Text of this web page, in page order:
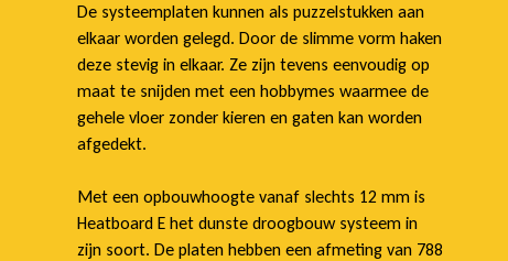
De systeemplaten kunnen als puzzelstukken aan
elkaar worden gelegd. Door de slimme vorm haken
deze stevig in elkaar. Ze zijn tevens eenvoudig op
maat te snijden met een hobbymes waarmee de
gehele vloer zonder kieren en gaten kan worden
afgedekt.
Met een opbouwhoogte vanaf slechts 12 mm is
Heatboard E het dunste droogbouw systeem in
zijn soort. De platen hebben een afmeting van 788